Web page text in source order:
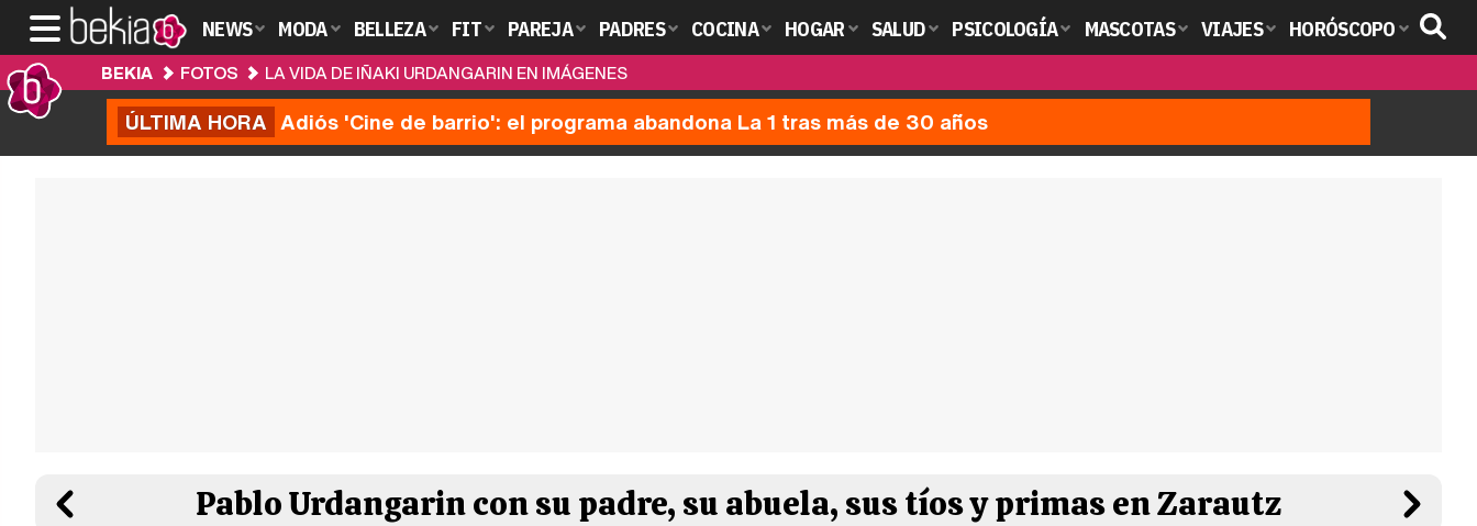
NEWS MODA BELLEZA FIT PAREJA PADRES COCINA HOGAR SALUD PSICOLOGÍA MASCOTAS VIAJES HORÓSCOPO
BEKIA FOTOS LA VIDA DE IÑAKI URDANGARIN EN IMÁGENES
ÚLTIMA HORA Adiós 'Cine de barrio': el programa abandona La 1 tras más de 30 años
Pablo Urdangarin con su padre, su abuela, sus tíos y primas en Zarautz